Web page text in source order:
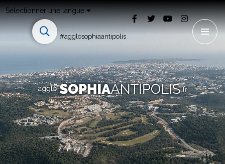
Sélectionner une langue
#agglosophiaantipolis